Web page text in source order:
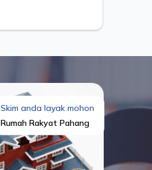
Skim anda layak mohon
Rumah Rakyat Pahang